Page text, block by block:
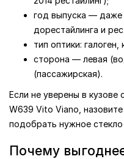
год выпуска — даже
дорестайлинга и
тип оптики: галоген,
сторона — левая
(пассажирская).
Если не уверены в кузове
W639 Vito Viano,
подобрать нужное
Почему